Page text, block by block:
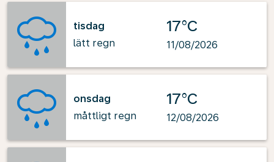
tisdag
lätt regn
17°C
11/08/2026
onsdag
måttligt regn
17°C
12/08/2026